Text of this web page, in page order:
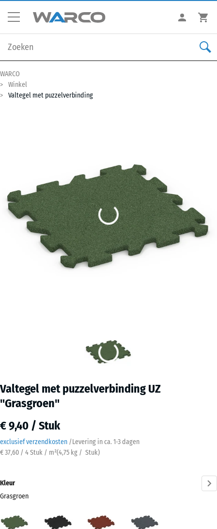
WARCO
Winkel
Valtegel met puzzelverbinding
Valtegel met puzzelverbinding UZ
"Grasgroen"
€ 9,40 / Stuk
exclusief verzendkosten /Levering in ca. 1-3 dagen
€ 37,60 / 4 Stuk / m²(4,75 kg / Stuk)
Kleur
Grasgroen
(active)